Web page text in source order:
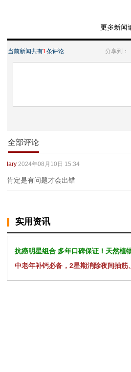
当前新闻共有1条评论 分享到：
全部评论
lary 2024年08月10日 15:34
肯定是有问题才会出错
实用资讯
抗癌明星组合 多年口碑保证！天然植
中老年补钙必备，2星期消除夜间抽